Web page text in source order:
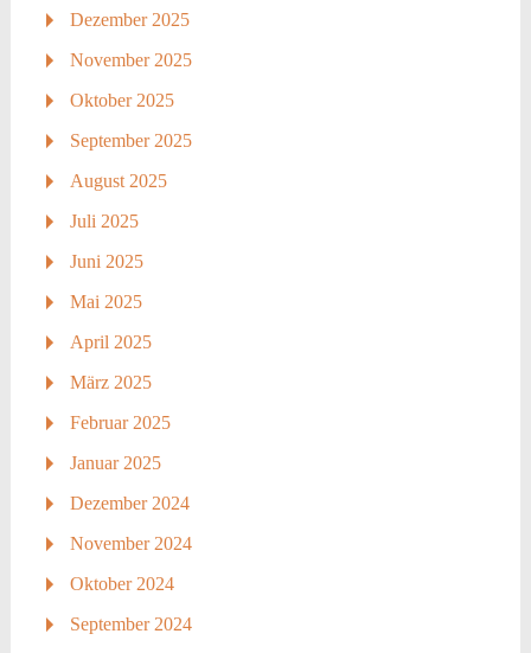
Dezember 2025
November 2025
Oktober 2025
September 2025
August 2025
Juli 2025
Juni 2025
Mai 2025
April 2025
März 2025
Februar 2025
Januar 2025
Dezember 2024
November 2024
Oktober 2024
September 2024